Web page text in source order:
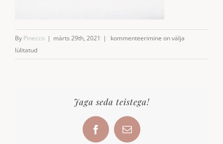
By Pinecco | märts 29th, 2021 |
Lõikelaud
kommenteerimine on välja
lülitatud
Jaga seda teistega!
FacebookEmail